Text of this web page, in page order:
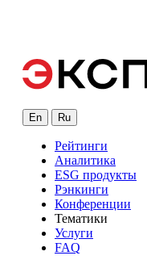
En Ru
Рейтинги
Аналитика
ESG продукты
Рэнкинги
Конференции
Тематики
Услуги
FAQ